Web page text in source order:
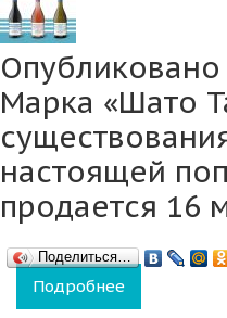
Опубликовано
Марка «Шато
настоящей
продается 16
Поделиться…
Подробнее